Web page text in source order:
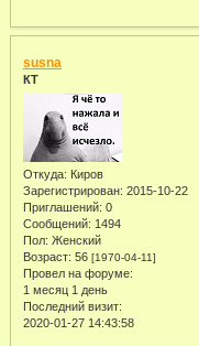
susna
КТ
Откуда: Киров
Зарегистрирован: 2015-10-22
Приглашений: 0
Сообщений: 1494
Пол: Женский
Возраст: 56 [1970-04-11]
Провел на форуме:
1 месяц 1 день
Последний визит:
2020-01-27 14:43:58